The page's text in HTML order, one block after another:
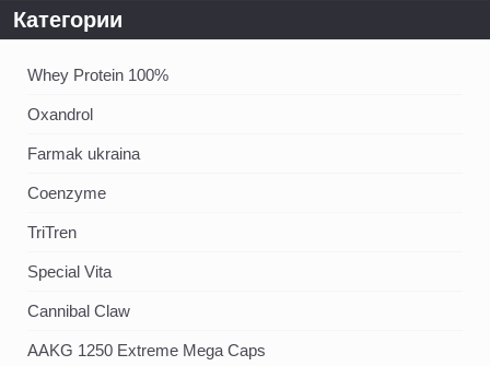
Категории
Whey Protein 100%
Oxandrol
Farmak ukraina
Coenzyme
TriTren
Special Vita
Cannibal Claw
AAKG 1250 Extreme Mega Caps